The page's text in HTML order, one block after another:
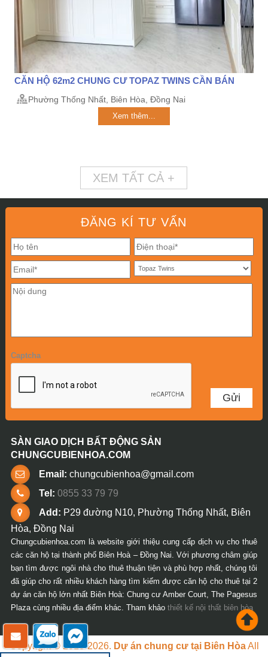
CĂN HỘ 62m2 CHUNG CƯ TOPAZ TWINS CẦN BÁN
Phường Thống Nhất, Biên Hòa, Đồng Nai
Xem thêm...
XEM TẤT CẢ +
ĐĂNG KÍ TƯ VẤN
Captcha
SÀN GIAO DỊCH BẤT ĐỘNG SẢN
CHUNGCUBIENHOA.COM
Email: chungcubienhoa@gmail.com
Tel: 0855 33 79 79
Add: P29 đường N10, Phường Thống Nhất, Biên
Hòa, Đồng Nai
Chungcubienhoa.com là website giới thiệu cung cấp dịch vụ cho thuê
các căn hộ tại thành phố Biên Hoà – Đồng Nai. Với phương châm giúp
bạn tìm được ngôi nhà cho thuê thuận tiện và phù hợp nhất, chúng tôi
đã giúp cho rất nhiều khách hàng tìm kiếm được căn hộ cho thuê tại 2
dự án căn hộ lớn nhất Biên Hoà: Chung cư Amber Court, The Pagesus
Plaza cùng nhiều địa điểm khác. Tham khảo thiết kế nội thất biên hòa
Copyright © 2018-2026. Dự án chung cư tại Biên HòaAll